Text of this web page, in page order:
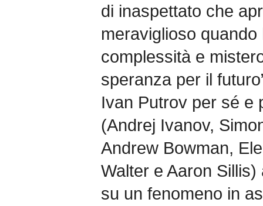
di inaspettato che
meraviglioso quando
complessità e
speranza per il
Ivan Putrov per sé e
(Andrej Ivanov,
Andrew Bowman,
Walter e Aaron
su un fenomeno in